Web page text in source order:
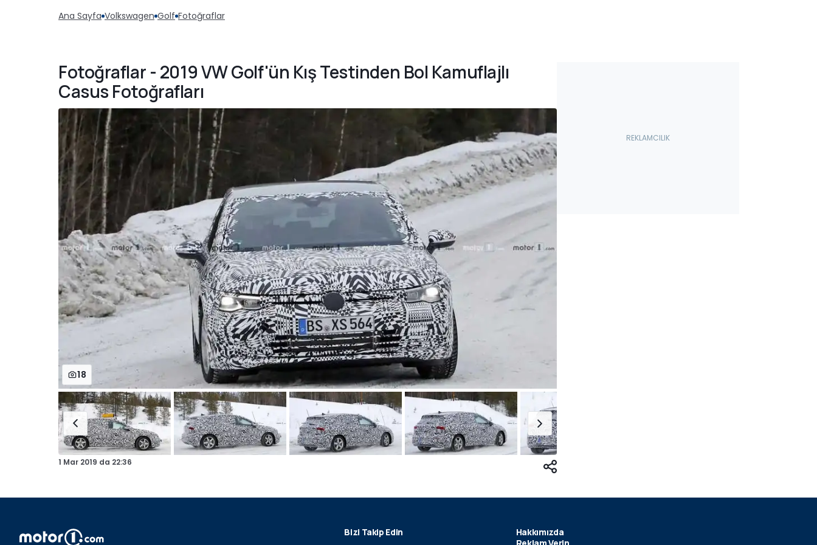
Ana Sayfa Volkswagen Golf Fotoğraflar
Fotoğraflar - 2019 VW Golf'ün Kış Testinden Bol Kamuflajlı
Casus Fotoğrafları
18
1 Mar 2019 da 22:36
Bizi Takip Edin
Hakkımızda